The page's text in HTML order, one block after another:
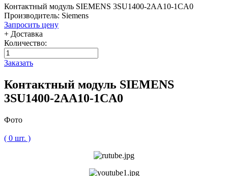
Контактный модуль SIEMENS 3SU1400-2AA10-1CA0
Производитель: Siemens
Запросить цену
+ Доставка
Количество:
Заказать
Контактный модуль SIEMENS
3SU1400-2AA10-1CA0
Фото
( 0 шт. )